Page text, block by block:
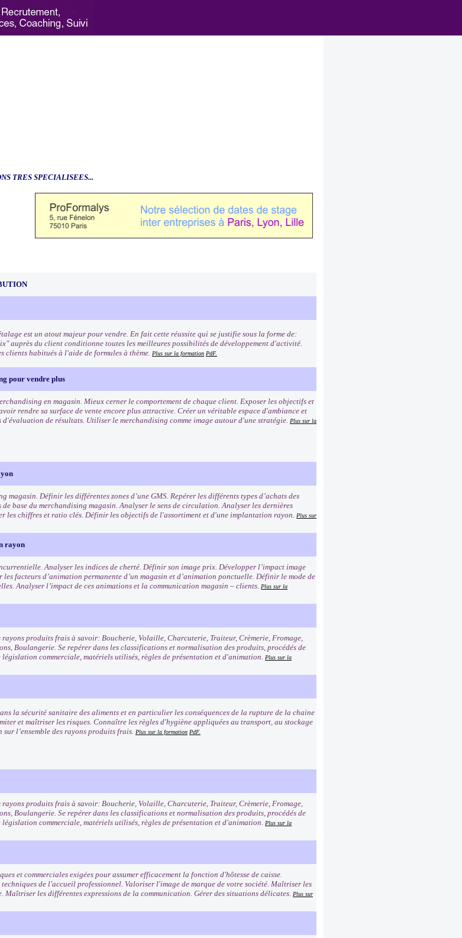
TRES SPECIALISEES...
est un atout majeur pour vendre. En fait cette réussite qui se justifie sous la forme de:
auprès du client conditionne toutes les meilleures possibilités de développement d'activité.
clients habitués à l'aide de formules à thème. Plus sur la formation PdF.
pour vendre plus
en magasin. Mieux cerner le comportement de chaque client. Exposer les objectifs et
rendre sa surface de vente encore plus attractive. Créer un véritable espace d'ambiance et
d'évaluation de résultats. Utiliser le merchandising comme image autour d'une stratégie. Plus sur la
magasin. Définir les différentes zones d’une GMS. Repérer les différents types d’achats des
de base du merchandising magasin. Analyser le sens de circulation. Analyser les dernières
les chiffres et ratio clés. Définir les objectifs de l'assortiment et d'une implantation rayon. Plus sur
rayon
Analyser les indices de cherté. Définir son image prix. Développer l’impact image
facteurs d’animation permanente d’un magasin et d’animation ponctuelle. Définir le mode de
Analyser l’impact de ces animations et la communication magasin – clients. Plus sur la
rayons produits frais à savoir: Boucherie, Volaille, Charcuterie, Traiteur, Crèmerie, Fromage,
Boulangerie. Se repérer dans les classifications et normalisation des produits, procédés de
commerciale, matériels utilisés, règles de présentation et d'animation. Plus sur la
la sécurité sanitaire des aliments et en particulier les conséquences de la rupture de la chaine
et maîtriser les risques. Connaître les règles d'hygiène appliquées au transport, au stockage
l’ensemble des rayons produits frais. Plus sur la formation PdF.
rayons produits frais à savoir: Boucherie, Volaille, Charcuterie, Traiteur, Crèmerie, Fromage,
Boulangerie. Se repérer dans les classifications et normalisation des produits, procédés de
commerciale, matériels utilisés, règles de présentation et d'animation. Plus sur la
et commerciales exigées pour assumer efficacement la fonction d'hôtesse de caisse.
techniques de l'accueil professionnel. Valoriser l'image de marque de votre société. Maîtriser les
Maîtriser les différentes expressions de la communication. Gérer des situations délicates. Plus sur